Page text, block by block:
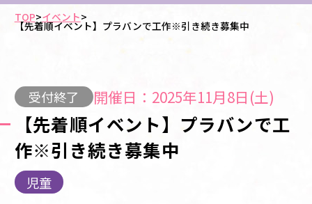
TOP>イベント>
【先着順イベント】プラバンで工作※引き続き募集中
受付終了 開催日：2025年11月8日(土)
【先着順イベント】プラバンで工
作※引き続き募集中
児童